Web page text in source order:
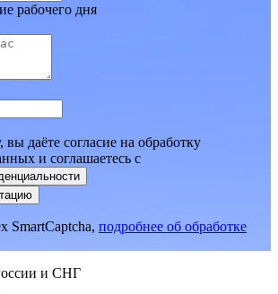
рабочего дня
даёте согласие на обработку
и соглашаетесь c
SmartCaptcha, подробнее об обработке
и СНГ